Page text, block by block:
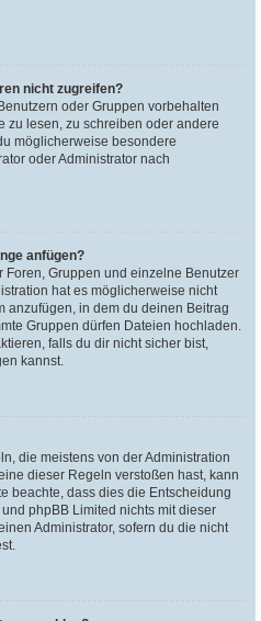
nicht zugreifen?
oder Gruppen vorbehalten
zu lesen, zu schreiben oder andere
möglicherweise besondere
oder Administrator nach
anfügen?
Foren, Gruppen und einzelne Benutzer
hat es möglicherweise nicht
anzufügen, in dem du deinen Beitrag
Gruppen dürfen Dateien hochladen.
falls du dir nicht sicher bist,
kannst.
die meistens von der Administration
dieser Regeln verstoßen hast, kann
beachte, dass dies die Entscheidung
phpBB Limited nichts mit dieser
Administrator, sofern du die nicht